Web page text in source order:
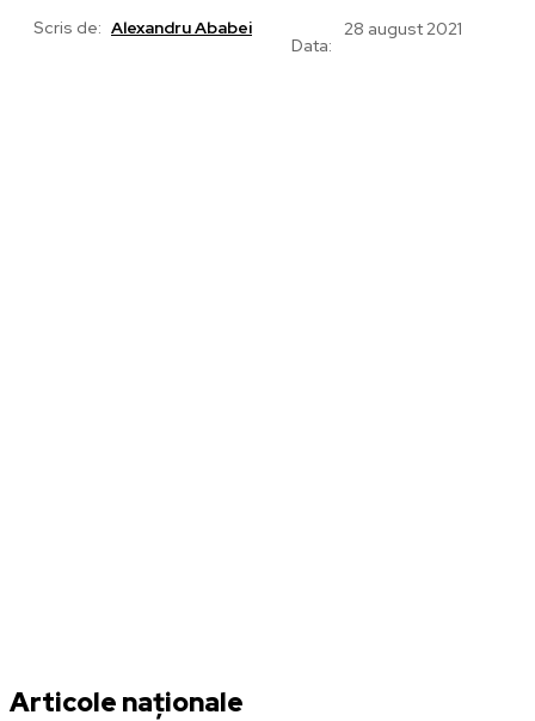
Scris de: Alexandru Ababei
Data:
28 august 2021
Articole naționale